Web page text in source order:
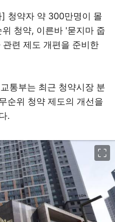
청약자 약 300만명이 몰
청약, 이른바 '묻지마 줍
련 제도 개편을 준비한
통부는 최근 청약시장 분
순위 청약 제도의 개선을
.